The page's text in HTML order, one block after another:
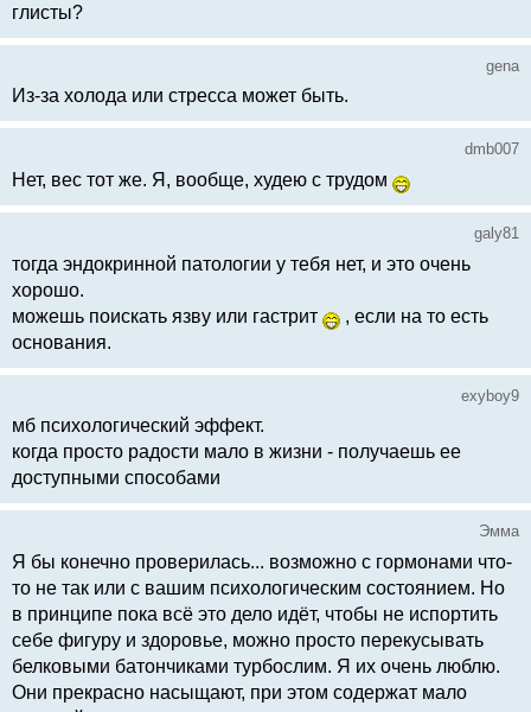
глисты?
gena
Из-за холода или стресса может быть.
dmb007
Нет, вес тот же. Я, вообще, худею с трудом
galy81
тогда эндокринной патологии у тебя нет, и это очень
хорошо.
можешь поискать язву или гастрит
, если на то есть
основания.
exyboy9
мб психологический эффект.
когда просто радости мало в жизни - получаешь ее
доступными способами
Эмма
Я бы конечно проверилась... возможно с гормонами что-
то не так или с вашим психологическим состоянием. Но
в принципе пока всё это дело идёт, чтобы не испортить
себе фигуру и здоровье, можно просто перекусывать
белковыми батончиками турбослим. Я их очень люблю.
Они прекрасно насыщают, при этом содержат мало